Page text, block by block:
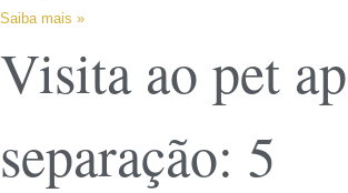
Saiba mais »
Visita ao pet
separação: 5